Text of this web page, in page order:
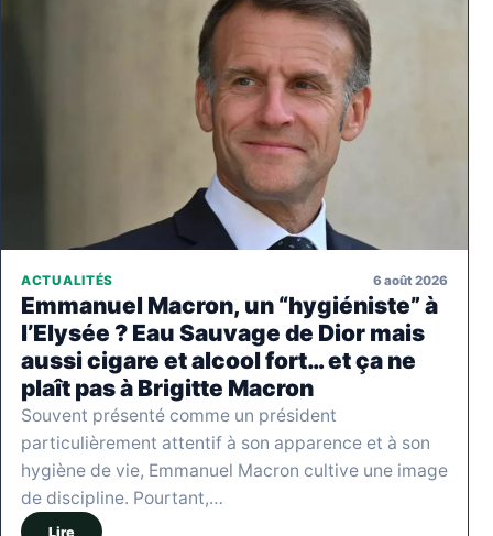
ACTUALITÉS 6 août 2026
Emmanuel Macron, un “hygiéniste” à
l’Elysée ? Eau Sauvage de Dior mais
aussi cigare et alcool fort… et ça ne
plaît pas à Brigitte Macron
Souvent présenté comme un président
particulièrement attentif à son apparence et à son
hygiène de vie, Emmanuel Macron cultive une image
de discipline. Pourtant,…
Lire